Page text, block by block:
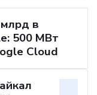
в
500 МВт
Cloud